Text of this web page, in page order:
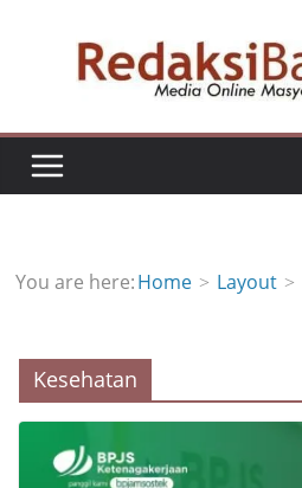
You are here:Home Layout
Kesehatan